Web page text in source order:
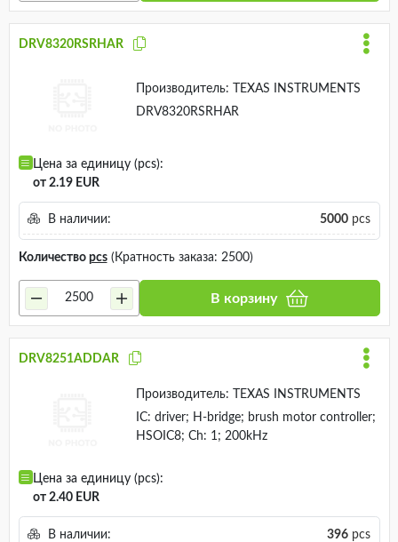
DRV8320RSRHAR
Производитель:
TEXAS INSTRUMENTS
DRV8320RSRHAR
Цена за единицу (pcs):
от 2.19 EUR
В наличии: 5000pcs
Количество pcs(Кратность заказа: 2500)
В корзину
DRV8251ADDAR
Производитель:
TEXAS INSTRUMENTS
IC: driver; H-bridge; brush motor controller;
HSOIC8; Ch: 1; 200kHz
Цена за единицу (pcs):
от 2.40 EUR
В наличии: 396pcs